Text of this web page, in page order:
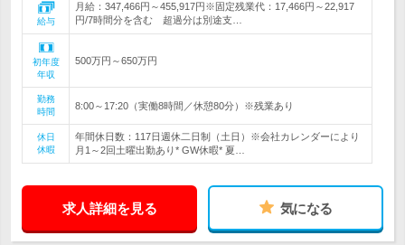
給与
月給：347,466円～455,917円※固定残業代：17,466円～22,917
円/7時間分を含む 超過分は別途支…
初年度
年収
500万円～650万円
勤務
時間
8:00～17:20（実働8時間／休憩80分）※残業あり
休日
休暇
年間休日数：117日週休二日制（土日）※会社カレンダーにより
月1～2回土曜出勤あり* GW休暇* 夏…
求人詳細を見る 気になる